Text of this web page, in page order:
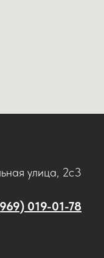
улица, 2с3
019-01-78